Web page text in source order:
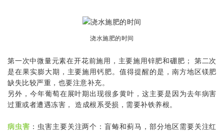
浇水施肥的时间
第一次中微量元素在开花前施用，主要施用锌肥和硼肥； 第二次
是在果实膨大期，主要施用钙肥。值得提醒的是，南方地区镁肥
缺失比较严重，也要注意补充。
另外，今年葡萄在展叶期出现很多黄叶，这主要是因为去年病害
过重或者遭遇冻害， 造成根系受损，需要补铁养根。
病虫害 ：虫害主要关注两个：盲蝽和蓟马，部分地区需要关注红